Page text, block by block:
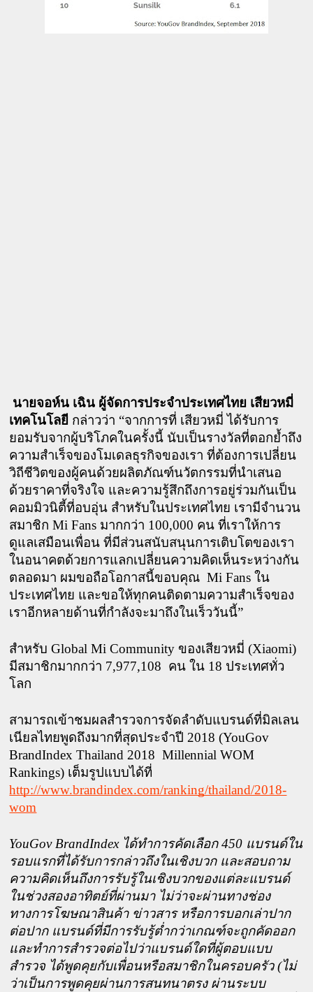
นายจอห์น เฉิน ผู้จัดการประจำประเทศไทย เสียวหมี่
เทคโนโลยี กล่าวว่า “จากการที่ เสียวหมี่ ได้รับการ
ยอมรับจากผู้บริโภคในครั้งนี้ นับเป็นรางวัลที่ตอกย้ำถึง
ความสำเร็จของโมเดลธุรกิจของเรา ที่ต้องการเปลี่ยน
วิถีชีวิตของผู้คนด้วยผลิตภัณฑ์นวัตกรรมที่นำเสนอ
ด้วยราคาที่จริงใจ และความรู้สึกถึงการอยู่ร่วมกันเป็น
คอมมิวนิตี้ที่อบอุ่น สำหรับในประเทศไทย เรามีจำนวน
สมาชิก Mi Fans มากกว่า 100,000 คน ที่เราให้การ
ดูแลเสมือนเพื่อน ที่มีส่วนสนับสนุนการเติบโตของเรา
ในอนาคตด้วยการแลกเปลี่ยนความคิดเห็นระหว่างกัน
ตลอดมา ผมขอถือโอกาสนี้ขอบคุณ  Mi Fans ใน
ประเทศไทย และขอให้ทุกคนติดตามความสำเร็จของ
เราอีกหลายด้านที่กำลังจะมาถึงในเร็ววันนี้”
สำหรับ Global Mi Community ของเสียวหมี่ (Xiaomi)
มีสมาชิกมากกว่า 7,977,108  คน ใน 18 ประเทศทั่ว
โลก
สามารถเข้าชมผลสำรวจการจัดลำดับแบรนด์ที่มิลเลน
เนียลไทยพูดถึงมากที่สุดประจำปี 2018 (YouGov
BrandIndex Thailand 2018  Millennial WOM
http://www.brandindex.com/ranking/thailand/2018-
wom
YouGov BrandIndex ได้ทำการคัดเลือก 450 แบรนด์ใน
รอบแรกที่ได้รับการกล่าวถึงในเชิงบวก และสอบถาม
ความคิดเห็นถึงการรับรู้ในเชิงบวกของแต่ละแบรนด์
ในช่วงสองอาทิตย์ที่ผ่านมา ไม่ว่าจะผ่านทางช่อง
ทางการโฆษณาสินค้า ข่าวสาร หรือการบอกเล่าปาก
ต่อปาก แบรนด์ที่มีการรับรู้ต่ำกว่าเกณฑ์จะถูกคัดออก
และทำการสำรวจต่อไปว่าแบรนด์ใดที่ผู้ตอบแบบ
สำรวจ ได้พูดคุยกับเพื่อนหรือสมาชิกในครอบครัว (ไม่
ว่าเป็นการพูดคุยผ่านการสนทนาตรง ผ่านระบบ